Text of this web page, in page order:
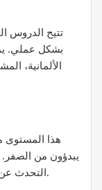
تتيح الدروس
بشكل عملي.
الألمانية،
يبدؤون من الصفر.
التحدث عن الأمور اليومية، وفهم الجمل البسيطة.